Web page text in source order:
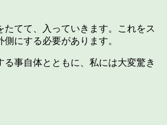
てて、入っていきます。これをス
にする必要があります。
事自体とともに、私には大変驚き